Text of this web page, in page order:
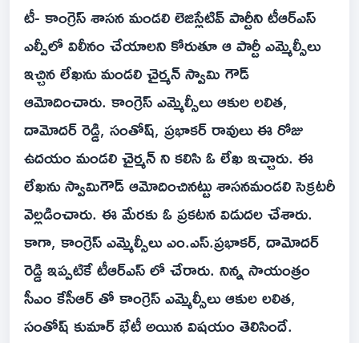
టీ- కాంగ్రెస్ శాసన మండలి లెజిస్లేటివ్ పార్టీని టీఆర్ఎస్
ఎల్పీలో విలీనం చేయాలని కోరుతూ ఆ పార్టీ ఎమ్మెల్సీలు
ఇచ్చిన లేఖను మండలి చైర్మన్ స్వామి గౌడ్
ఆమోదించారు. కాంగ్రెస్ ఎమ్మెల్సీలు ఆకుల లలిత,
దామోదర్ రెడ్డి, సంతోష్, ప్రభాకర్ రావులు ఈ రోజు
ఉదయం మండలి చైర్మన్ ని కలిసి ఓ లేఖ ఇచ్చారు. ఈ
లేఖను స్వామిగౌడ్ ఆమోదించినట్టు శాసనమండలి సెక్రటరీ
వెల్లడించారు. ఈ మేరకు ఓ ప్రకటన విడుదల చేశారు.
కాగా, కాంగ్రెస్ ఎమ్మెల్సీలు ఎం.ఎస్.ప్రభాకర్, దామోదర్
రెడ్డి ఇప్పటికే టీఆర్ఎస్ లో చేరారు. నిన్న సాయంత్రం
సీఎం కేసీఆర్ తో కాంగ్రెస్ ఎమ్మెల్సీలు ఆకుల లలిత,
సంతోష్ కుమార్ భేటీ అయిన విషయం తెలిసిందే.